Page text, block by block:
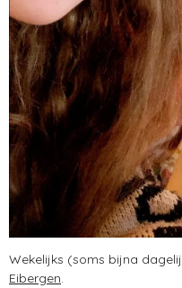
Wekelijks (soms bijna
Eibergen.